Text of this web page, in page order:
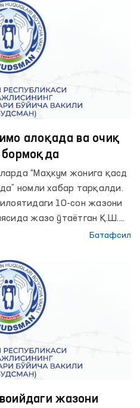
алоқада ва очиқ
“Маҳкум жонига қасд
номли хабар тарқалди.
10-сон жазони
жазо ўтаётган Қ.Ш.
ўз жонига қасд
чиқарилиб,
келинганлиги, ва гўёки
(ЖИЭД) билан алоқа
аввало уларга
ижтимоий тармоққа
шахс томонидан
кўра олиб ташланган).
Батафсил
жазони